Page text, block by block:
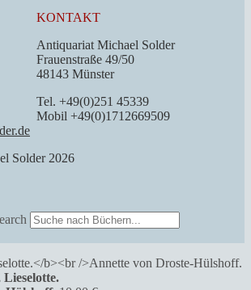
KONTAKT
Antiquariat Michael Solder
Frauenstraße 49/50
48143 Münster
Tel. +49(0)251 45339
Mobil +49(0)1712669509
Solder 2026